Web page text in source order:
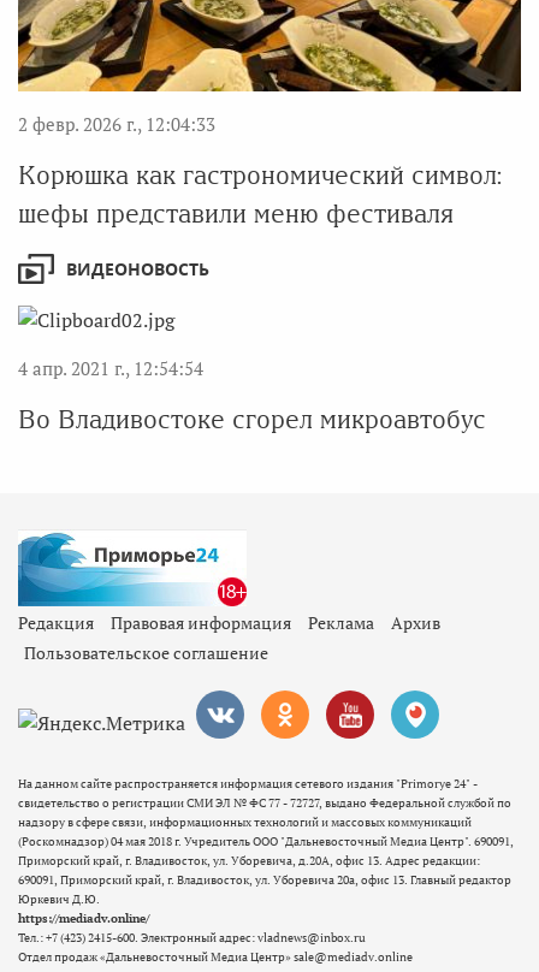
2 февр. 2026 г., 12:04:33
Корюшка как гастрономический символ:
шефы представили меню фестиваля
ВИДЕОНОВОСТЬ
4 апр. 2021 г., 12:54:54
Во Владивостоке сгорел микроавтобус
Редакция Правовая информация Реклама
Архив
Пользовательское соглашение
На данном сайте распространяется информация сетевого издания "Primorye 24" -
свидетельство о регистрации СМИ ЭЛ № ФС 77 - 72727, выдано Федеральной службой по
надзору в сфере связи, информационных технологий и массовых коммуникаций
(Роскомнадзор) 04 мая 2018 г. Учредитель ООО "Дальневосточный Медиа Центр". 690091,
Приморский край, г. Владивосток, ул. Уборевича, д.20А, офис 13. Адрес редакции:
690091, Приморский край, г. Владивосток, ул. Уборевича 20а, офис 13. Главный редактор
Юркевич Д.Ю.
https://mediadv.online/
Тел.: +7 (423) 2415-600. Электронный адрес: vladnews@inbox.ru
Отдел продаж «Дальневосточный Медиа Центр» sale@mediadv.online